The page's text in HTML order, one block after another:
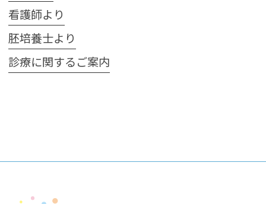
看護師より
胚培養士より
診療に関するご案内